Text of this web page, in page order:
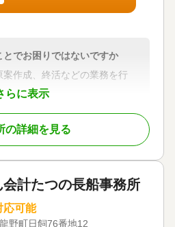
らに表示
でお困りではないですか
作成、終活などの業務を行
あとの相続手続きはとても大
あります。
れば、お客様に代わって手続
。
だけで、大切な人や財産を
まで幸せな人生をおくるた
。
の詳細を見る
計たつの長船事務所
応可能
野町日飼76番地12